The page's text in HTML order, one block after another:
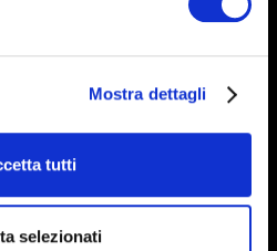
Mostra dettagli
tutti
selezionati